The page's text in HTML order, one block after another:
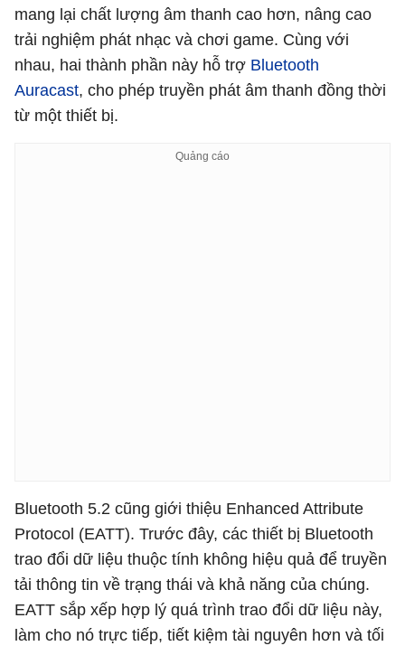
mang lại chất lượng âm thanh cao hơn, nâng cao
trải nghiệm phát nhạc và chơi game. Cùng với
nhau, hai thành phần này hỗ trợ Bluetooth
Auracast, cho phép truyền phát âm thanh đồng thời
từ một thiết bị.
Bluetooth 5.2 cũng giới thiệu Enhanced Attribute
Protocol (EATT). Trước đây, các thiết bị Bluetooth
trao đổi dữ liệu thuộc tính không hiệu quả để truyền
tải thông tin về trạng thái và khả năng của chúng.
EATT sắp xếp hợp lý quá trình trao đổi dữ liệu này,
làm cho nó trực tiếp, tiết kiệm tài nguyên hơn và tối